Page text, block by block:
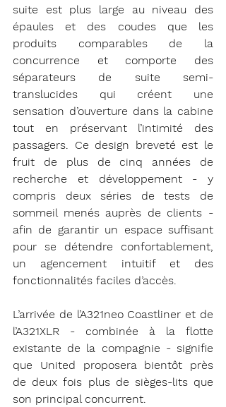
suite est plus large au niveau des
épaules et des coudes que les
produits comparables de la
concurrence et comporte des
séparateurs de suite semi-
translucides qui créent une
sensation d’ouverture dans la cabine
tout en préservant l’intimité des
passagers. Ce design breveté est le
fruit de plus de cinq années de
recherche et développement - y
compris deux séries de tests de
sommeil menés auprès de clients -
afin de garantir un espace suffisant
pour se détendre confortablement,
un agencement intuitif et des
fonctionnalités faciles d’accès.
L’arrivée de l’A321neo Coastliner et de
l’A321XLR - combinée à la flotte
existante de la compagnie - signifie
que United proposera bientôt près
de deux fois plus de sièges-lits que
son principal concurrent.